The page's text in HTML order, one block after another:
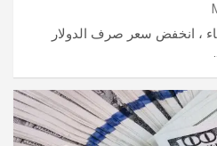
، انخفض سعر صرف الدولار